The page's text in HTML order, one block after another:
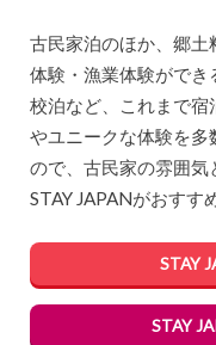
古民家泊のほか、郷土
体験・漁業体験ができ
校泊など、これまで宿
やユニークな体験を多
ので、古民家の雰囲気
STAY JAPANがおすす
STAY
STAY